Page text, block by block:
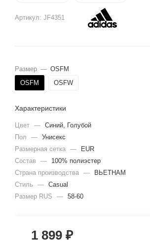
Артикул: JF4351
Размер — OSFM
OSFM
OSFW
Характеристики
Цвет — Синий, Голубой
Пол
— Унисекс
Размерная сетка —
EUR
Состав
—
100% полиэстер
Страна производства —
ВЬЕТНАМ
Стиль
— Casual
Размер RUS
— 58-60
1 899 ₽